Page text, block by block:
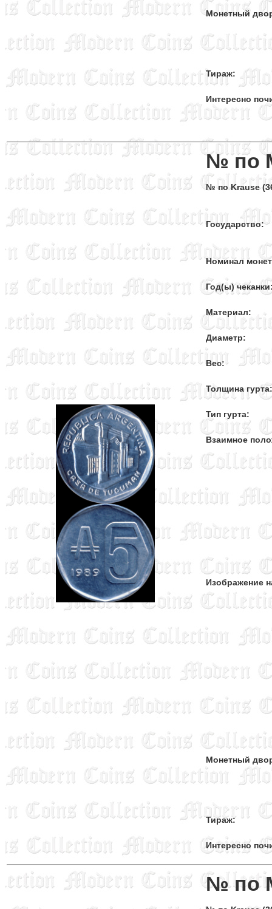
Монетный
Тираж:
Интересно
№ по
№ по Krause
Государство:
Номинал
Год(ы)
Материал:
Диаметр:
Вес:
Толщина гурта:
Тип гурта:
Взаимное
Изображение
Монетный
Тираж:
Интересно
№ по